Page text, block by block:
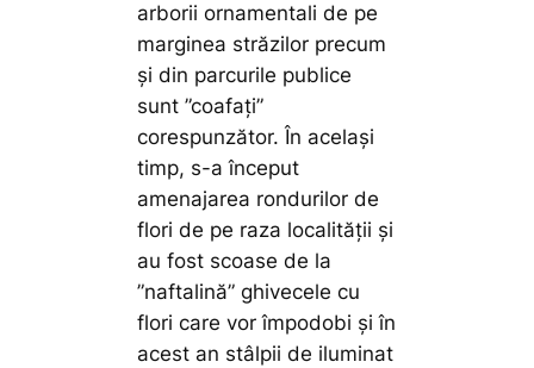
arborii ornamentali de pe
marginea străzilor precum
și din parcurile publice
sunt ”coafați”
corespunzător. În același
timp, s-a început
amenajarea rondurilor de
flori de pe raza localității și
au fost scoase de la
”naftalină” ghivecele cu
flori care vor împodobi și în
acest an stâlpii de iluminat